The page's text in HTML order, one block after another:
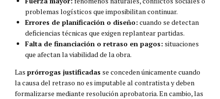
problemas logísticos que imposibilitan continuar.
Errores de planificación o diseño: cuando se detectan
deficiencias técnicas que exigen replantear partidas.
Falta de financiación o retraso en pagos: situaciones
que afectan la viabilidad de la obra.
Las prórrogas justificadas se conceden únicamente cuando
la causa del retraso no es imputable al contratista y deben
formalizarse mediante resolución aprobatoria. En cambio, las